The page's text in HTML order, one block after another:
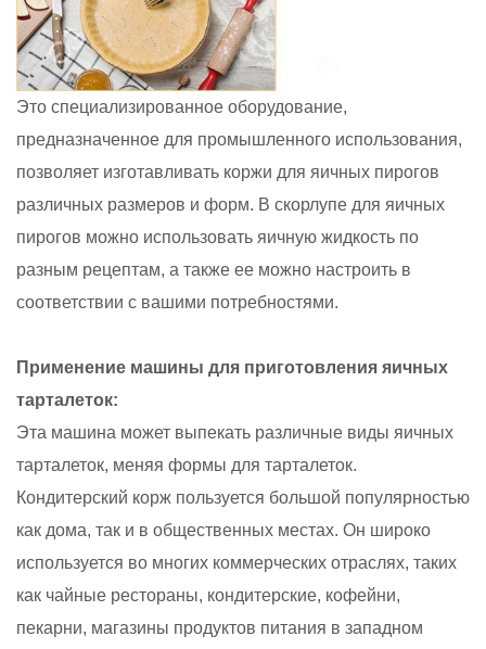
Это специализированное оборудование,
предназначенное для промышленного использования,
позволяет изготавливать коржи для яичных пирогов
различных размеров и форм. В скорлупе для яичных
пирогов можно использовать яичную жидкость по
разным рецептам, а также ее можно настроить в
соответствии с вашими потребностями.
Применение машины для приготовления яичных
тарталеток:
Эта машина может выпекать различные виды яичных
тарталеток, меняя формы для тарталеток.
Кондитерский корж пользуется большой популярностью
как дома, так и в общественных местах. Он широко
используется во многих коммерческих отраслях, таких
как чайные рестораны, кондитерские, кофейни,
пекарни, магазины продуктов питания в западном